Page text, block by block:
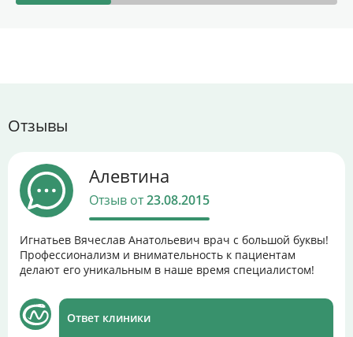
Отзывы
Алевтина
Отзыв от23.08.2015
Игнатьев Вячеслав Анатольевич врач с большой буквы!
Профессионализм и внимательность к пациентам
делают его уникальным в наше время специалистом!
Ответ клиники